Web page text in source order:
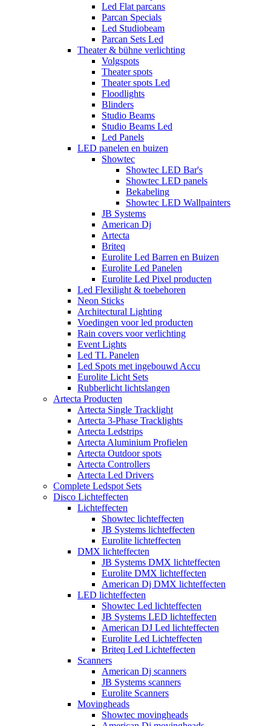
Led Flat parcans
Parcan Specials
Led Studiobeam
Parcan Sets Led
Theater & bühne verlichting
Volgspots
Theater spots
Theater spots Led
Floodlights
Blinders
Studio Beams
Studio Beams Led
Led Panels
LED panelen en buizen
Showtec
Showtec LED Bar's
Showtec LED panels
Bekabeling
Showtec LED Wallpainters
JB Systems
American Dj
Artecta
Briteq
Eurolite Led Barren en Buizen
Eurolite Led Panelen
Eurolite Led Pixel producten
Led Flexilight & toebehoren
Neon Sticks
Architectural Lighting
Voedingen voor led producten
Rain covers voor verlichting
Event Lights
Led TL Panelen
Led Spots met ingebouwd Accu
Eurolite Licht Sets
Rubberlicht lichtslangen
Artecta Producten
Artecta Single Tracklight
Artecta 3-Phase Tracklights
Artecta Ledstrips
Artecta Aluminium Profielen
Artecta Outdoor spots
Artecta Controllers
Artecta Led Drivers
Complete Ledspot Sets
Disco Lichteffecten
Lichteffecten
Showtec lichteffecten
JB Systems lichteffecten
Eurolite lichteffecten
DMX lichteffecten
JB Systems DMX lichteffecten
Eurolite DMX lichteffecten
American Dj DMX lichteffecten
LED lichteffecten
Showtec Led lichteffecten
JB Systems LED lichteffecten
American DJ Led lichteffecten
Eurolite Led Lichteffecten
Briteq Led Lichteffecten
Scanners
American Dj scanners
JB Systems scanners
Eurolite Scanners
Movingheads
Showtec movingheads